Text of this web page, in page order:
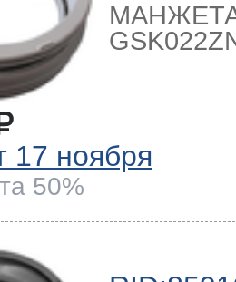
МАНЖЕТА
17 ноября
50%